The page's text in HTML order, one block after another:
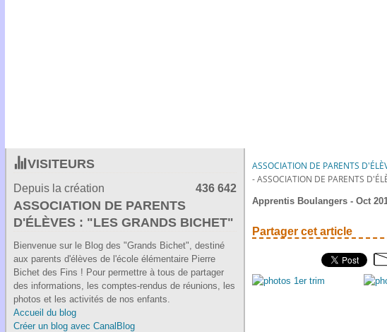
VISITEURS
Depuis la création 436 642
ASSOCIATION DE PARENTS
D'ÉLÈVES : "LES GRANDS BICHET"
Bienvenue sur le Blog des "Grands Bichet", destiné
aux parents d'élèves de l'école élémentaire Pierre
Bichet des Fins ! Pour permettre à tous de partager
des informations, les comptes-rendus de réunions, les
photos et les activités de nos enfants.
Accueil du blog
Créer un blog avec CanalBlog
ASSOCIATION DE PARENTS
- ASSOCIATION DE PARENTS
Apprentis Boulangers - Oct
Partager cet article